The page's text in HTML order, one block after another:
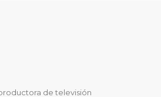
productora de televisión